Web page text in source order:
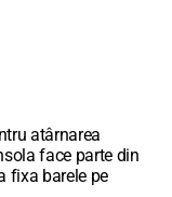
atârnarea
face parte din
fixa barele pe